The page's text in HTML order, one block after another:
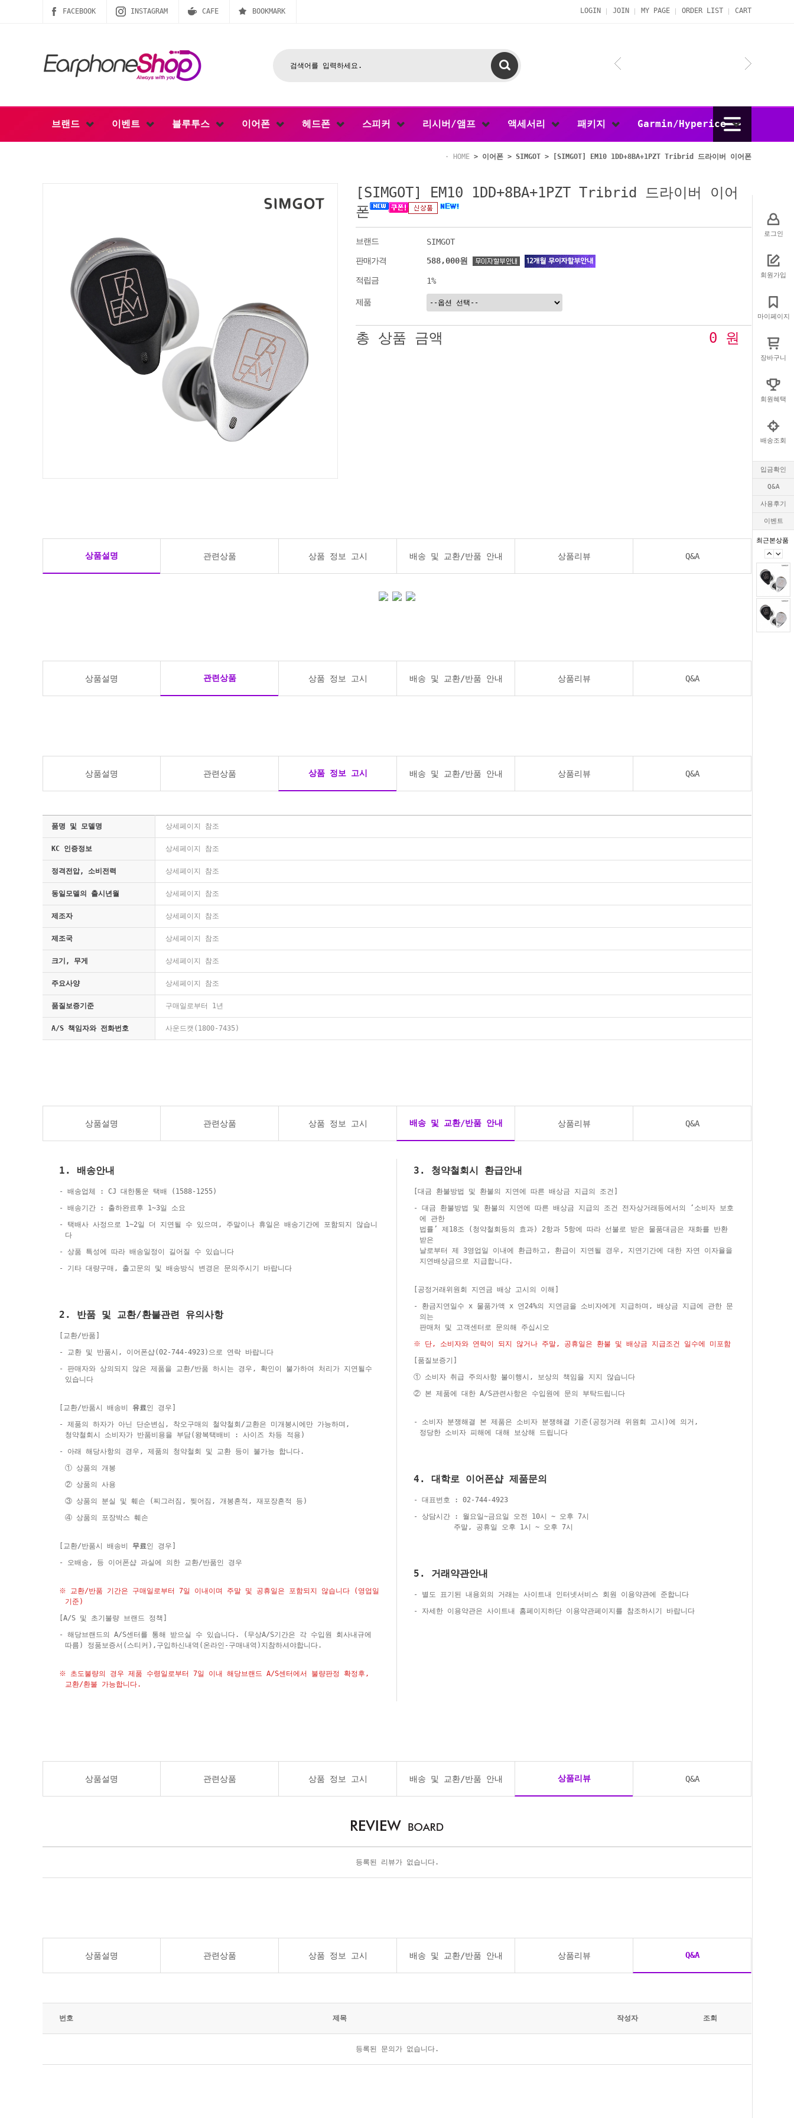
로그인
회원가입
마이페이지
장바구니
회원혜택
배송조회
입금확인
Q&A
사용후기
이벤트
최근본상품
FACEBOOK INSTAGRAM CAFE BOOKMARK LOGIN JOIN MY PAGE ORDER LIST CART
브랜드 이벤트 블루투스 이어폰 헤드폰 스피커 리시버/앰프 액세서리 패키지 Garmin/Hyperice
HOME > 이어폰 > SIMGOT > [SIMGOT] EM10 1DD+8BA+1PZT Tribrid 드라이버 이어폰
[SIMGOT] EM10 1DD+8BA+1PZT Tribrid 드라이버 이어
폰
브랜드
SIMGOT
판매가격
588,000원
적립금 1%
제품
총 상품 금액 0 원
상품설명 관련상품 상품 정보 고시 배송 및 교환/반품 안내 상품리뷰 Q&A
상품설명 관련상품 상품 정보 고시 배송 및 교환/반품 안내 상품리뷰 Q&A
상품설명 관련상품 상품 정보 고시 배송 및 교환/반품 안내 상품리뷰 Q&A
품명 및 모델명 상세페이지 참조
KC 인증정보 상세페이지 참조
정격전압, 소비전력 상세페이지 참조
동일모델의 출시년월 상세페이지 참조
제조자 상세페이지 참조
제조국 상세페이지 참조
크기, 무게 상세페이지 참조
주요사양 상세페이지 참조
품질보증기준 구매일로부터 1년
A/S 책임자와 전화번호 사운드캣(1800-7435)
상품설명 관련상품 상품 정보 고시 배송 및 교환/반품 안내 상품리뷰 Q&A
1. 배송안내
- 배송업체 : CJ 대한통운 택배 (1588-1255)
- 배송기간 : 출하완료후 1~3일 소요
- 택배사 사정으로 1~2일 더 지연될 수 있으며, 주말이나 휴일은 배송기간에 포함되지 않습니
다
- 상품 특성에 따라 배송일정이 길어질 수 있습니다
- 기타 대량구매, 출고문의 및 배송방식 변경은 문의주시기 바랍니다
2. 반품 및 교환/환불관련 유의사항
[교환/반품]
- 교환 및 반품시, 이어폰샵(02-744-4923)으로 연락 바랍니다
- 판매자와 상의되지 않은 제품을 교환/반품 하시는 경우, 확인이 불가하여 처리가 지연될수
있습니다
[교환/반품시 배송비 유료인 경우]
- 제품의 하자가 아닌 단순변심, 착오구매의 철약철회/교환은 미개봉시에만 가능하며,
청약철회시 소비자가 반품비용을 부담(왕복택배비 : 사이즈 차등 적용)
- 아래 해당사항의 경우, 제품의 청약철회 및 교환 등이 불가능 합니다.
① 상품의 개봉
② 상품의 사용
③ 상품의 분실 및 훼손 (찌그러짐, 찢어짐, 개봉흔적, 재포장흔적 등)
④ 상품의 포장박스 훼손
[교환/반품시 배송비 무료인 경우]
- 오배송, 등 이어폰샵 과실에 의한 교환/반품인 경우
※ 교환/반품 기간은 구매일로부터 7일 이내이며 주말 및 공휴일은 포함되지 않습니다 (영업일
기준)
[A/S 및 초기불량 브랜드 정책]
- 해당브랜드의 A/S센터를 통해 받으실 수 있습니다. (무상A/S기간은 각 수입원 회사내규에
따름) 정품보증서(스티커),구입하신내역(온라인-구매내역)지참하셔야합니다.
※ 초도불량의 경우 제품 수령일로부터 7일 이내 해당브랜드 A/S센터에서 불량판정 확정후,
교환/환불 가능합니다.
3. 청약철회시 환급안내
[대금 환불방법 및 환불의 지연에 따른 배상금 지급의 조건]
- 대금 환불방법 및 환불의 지연에 따른 배상금 지급의 조건 전자상거래등에서의 ‘소비자 보호
에 관한
법률’ 제18조 (청약철회등의 효과) 2항과 5항에 따라 선불로 받은 물품대금은 재화를 반환
받은
날로부터 제 3영업일 이내에 환급하고, 환급이 지연될 경우, 지연기간에 대한 자연 이자율을
지연배상금으로 지급합니다.
[공정거래위원회 지연금 배상 고시의 이해]
- 환금지연일수 x 물품가액 x 연24%의 지연금을 소비자에게 지급하며, 배상금 지급에 관한 문
의는
판매처 및 고객센터로 문의해 주십시오
※ 단, 소비자와 연락이 되지 않거나 주말, 공휴일은 환불 및 배상금 지급조건 일수에 미포함
[품질보증기]
① 소비자 취급 주의사항 불이행시, 보상의 책임을 지지 않습니다
② 본 제품에 대한 A/S관련사항은 수입원에 문의 부탁드립니다
- 소비자 분쟁해결 본 제품은 소비자 분쟁해결 기준(공정거래 위원회 고시)에 의거,
정당한 소비자 피해에 대해 보상해 드립니다
4. 대학로 이어폰샵 제품문의
- 대표번호 : 02-744-4923
- 상담시간 : 월요일~금요일 오전 10시 ~ 오후 7시
주말, 공휴일 오후 1시 ~ 오후 7시
5. 거래약관안내
- 별도 표기된 내용외의 거래는 사이트내 인터넷서비스 회원 이용약관에 준합니다
- 자세한 이용약관은 사이트내 홈페이지하단 이용약관페이지를 참조하시기 바랍니다
상품설명 관련상품 상품 정보 고시 배송 및 교환/반품 안내 상품리뷰 Q&A
등록된 리뷰가 없습니다.
상품설명 관련상품 상품 정보 고시 배송 및 교환/반품 안내 상품리뷰 Q&A
번호 제목 작성자 조회
등록된 문의가 없습니다.